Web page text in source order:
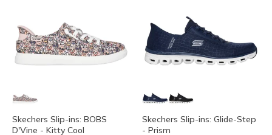
Skechers Slip-ins: BOBS
D'Vine - Kitty Cool
Skechers Slip-ins: Glide-Step
- Prism